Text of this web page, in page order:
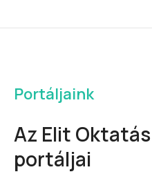
Portáljaink
Az Elit
portáljai